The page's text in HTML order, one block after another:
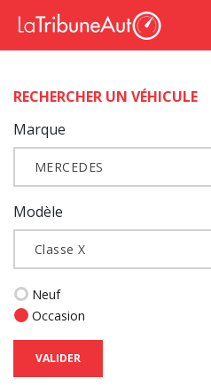
RECHERCHER UN VÉHICULE
Marque
MERCEDES
Modèle
Classe X
Neuf
Occasion
VALIDER